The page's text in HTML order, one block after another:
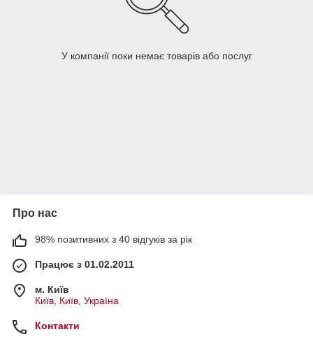
У компанії поки немає товарів або послуг
Про нас
98% позитивних з 40 відгуків за рік
Працює з 01.02.2011
м. Київ
Київ, Київ, Україна
Контакти